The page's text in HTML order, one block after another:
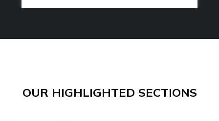
OUR HIGHLIGHTED SECTIONS